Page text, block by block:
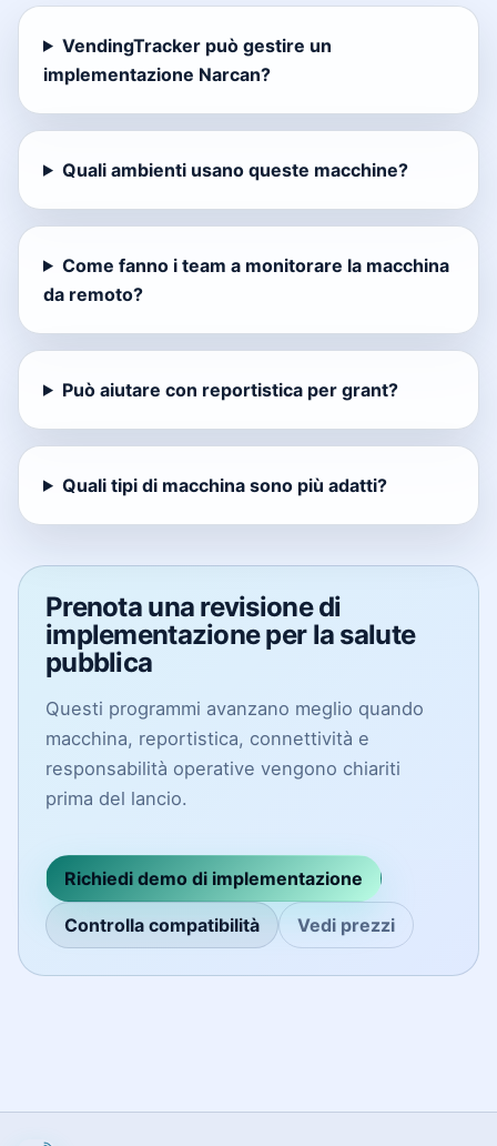
VendingTracker può gestire un
implementazione Narcan?
Quali ambienti usano queste macchine?
Come fanno i team a monitorare la macchina
da remoto?
Può aiutare con reportistica per grant?
Quali tipi di macchina sono più adatti?
Prenota una revisione di
implementazione per la salute
pubblica
Questi programmi avanzano meglio quando
macchina, reportistica, connettività e
responsabilità operative vengono chiariti
prima del lancio.
Richiedi demo di implementazione
Controlla compatibilità Vedi prezzi